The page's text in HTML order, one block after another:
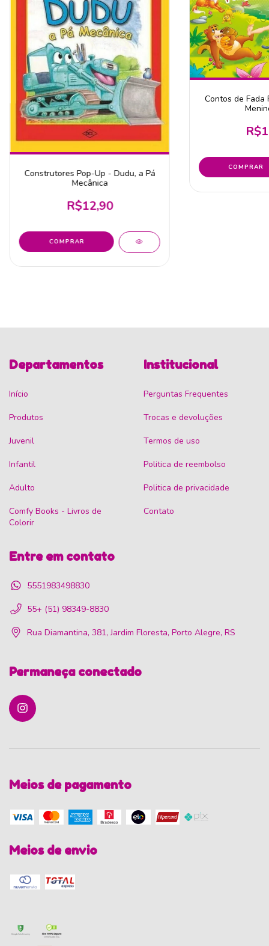
Construtores Pop-Up - Dudu, a Pá
Mecânica
R$12,90
Contos de Fada
Departamentos
Início
Produtos
Juvenil
Infantil
Adulto
Comfy Books - Livros de
Colorir
Institucional
Perguntas Frequentes
Trocas e devoluções
Termos de uso
Politica de reembolso
Politica de privacidade
Contato
Entre em contato
5551983498830
55+ (51) 98349-8830
Rua Diamantina, 381, Jardim Floresta, Porto Alegre, RS
Permaneça conectado
Meios de pagamento
Meios de envio